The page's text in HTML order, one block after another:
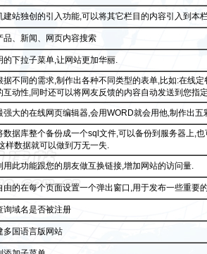
建站独创的引入功能,可以将其它栏目的内容引入到本
品、新闻、网页内容搜索
的下拉子菜单,让网站更加华丽.
据不同的需求,制作出各种不同类型的表单,比如:在线
互动性,同时还可以将网友反馈的内容自动发送到您指
强大的在线网页编辑器,会用WORD就会用他,制作出五
数据库整个备份成一个sql文件,可以备份到服务器上,
样数据就可以做到万无一失.
用此功能跟您的朋友做互换链接,增加网站的访问量.
由的在每个页面设置一个弹出窗口,用于发布一些重要
询域名是否被注册
多国语言版网站